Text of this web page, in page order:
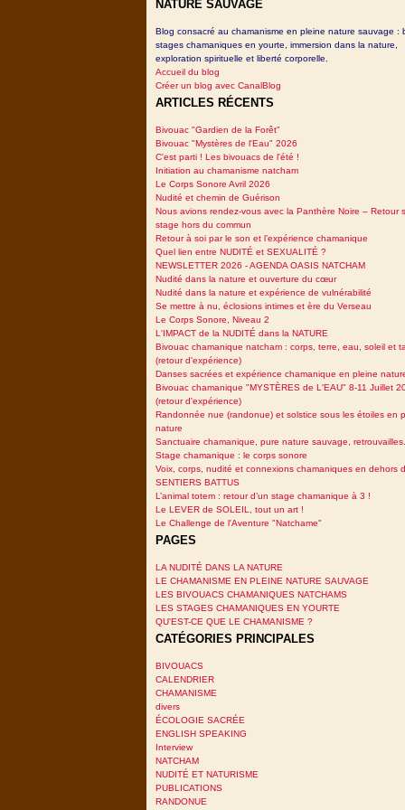
NATURE SAUVAGE
Blog consacré au chamanisme en pleine nature sauvage :
stages chamaniques en yourte, immersion dans la nature,
exploration spirituelle et liberté corporelle.
Accueil du blog
Créer un blog avec CanalBlog
ARTICLES RÉCENTS
Bivouac "Gardien de la Forêt"
Bivouac "Mystères de l'Eau" 2026
C'est parti ! Les bivouacs de l'été !
Initiation au chamanisme natcham
Le Corps Sonore Avril 2026
Nudité et chemin de Guérison
Nous avions rendez-vous avec la Panthère Noire – Retour
stage hors du commun
Retour à soi par le son et l’expérience chamanique
Quel lien entre NUDITÉ et SEXUALITÉ ?
NEWSLETTER 2026 - AGENDA OASIS NATCHAM
Nudité dans la nature et ouverture du cœur
Nudité dans la nature et expérience de vulnérabilité
Se mettre à nu, éclosions intimes et ère du Verseau
Le Corps Sonore, Niveau 2
L'IMPACT de la NUDITÉ dans la NATURE
Bivouac chamanique natcham : corps, terre, eau, soleil et
(retour d'expérience)
Danses sacrées et expérience chamanique en pleine
Bivouac chamanique "MYSTÈRES de L'EAU" 8-11 Juillet
(retour d'expérience)
Randonnée nue (randonue) et solstice sous les étoiles en
nature
Sanctuaire chamanique, pure nature sauvage,
Stage chamanique : le corps sonore
Voix, corps, nudité et connexions chamaniques en dehors
SENTIERS BATTUS
L’animal totem : retour d’un stage chamanique à 3 !
Le LEVER de SOLEIL, tout un art !
Le Challenge de l'Aventure "Natchame"
PAGES
LA NUDITÉ DANS LA NATURE
LE CHAMANISME EN PLEINE NATURE SAUVAGE
LES BIVOUACS CHAMANIQUES NATCHAMS
LES STAGES CHAMANIQUES EN YOURTE
QU'EST-CE QUE LE CHAMANISME ?
CATÉGORIES PRINCIPALES
BIVOUACS
CALENDRIER
CHAMANISME
divers
ÉCOLOGIE SACRÉE
ENGLISH SPEAKING
Interview
NATCHAM
NUDITÉ ET NATURISME
PUBLICATIONS
RANDONUE